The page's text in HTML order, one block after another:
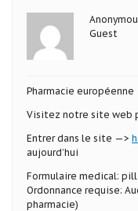
Guest
Pharmacie européenne
Visitez notre site web
Entrer dans le site —>
aujourd’hui
Formulaire medical: pill
Ordonnance requise:
pharmacie)